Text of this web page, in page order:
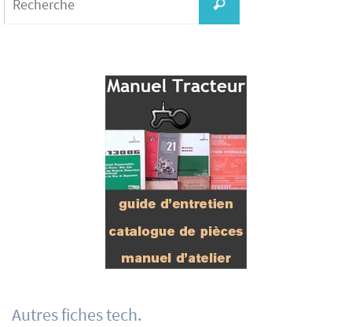
Recherche
Autres fiches tech.